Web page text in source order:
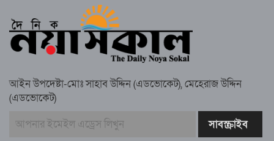
গাউসিয়া কমিটির সম্পাদক কামাল হোসাইনের
স্মরণ সভায় মিলাদ ও দোয়া
কামরুল কাননের ছবি বিকৃত করে অপপ্রচারের
আইন উপদেষ্টা-মোঃ সাহাব উদ্দিন (এডভোকেট), মেহেরাজ উদ্দিন
(এডভোকেট)